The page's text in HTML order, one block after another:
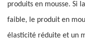
produits en mousse. Si
faible, le produit en
élasticité réduite et un